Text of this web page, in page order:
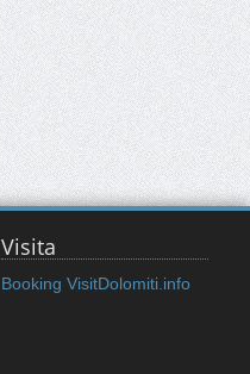
Visita
Booking VisitDolomiti.info